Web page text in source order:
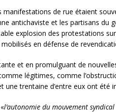
manifestations de rue étaient
antichaviste et les partisans du
explosion des protestations
en défense de
et en promulguant de
légitimes, comme
une trentaine d’entre eux ont été
l’autonomie du mouvement